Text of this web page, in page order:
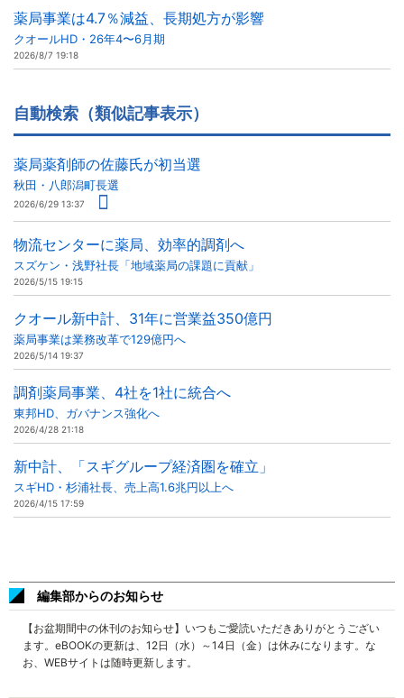
薬局事業は4.7％減益、長期処方が影響
クオールHD・26年4〜6月期
2026/8/7 19:18
自動検索（類似記事表示）
薬局薬剤師の佐藤氏が初当選
秋田・八郎潟町長選
2026/6/29 13:37
物流センターに薬局、効率的調剤へ
スズケン・浅野社長「地域薬局の課題に貢献」
2026/5/15 19:15
クオール新中計、31年に営業益350億円
薬局事業は業務改革で129億円へ
2026/5/14 19:37
調剤薬局事業、4社を1社に統合へ
東邦HD、ガバナンス強化へ
2026/4/28 21:18
新中計、「スギグループ経済圏を確立」
スギHD・杉浦社長、売上高1.6兆円以上へ
2026/4/15 17:59
編集部からのお知らせ
【お盆期間中の休刊のお知らせ】いつもご愛読いただきありがとうござい
ます。eBOOKの更新は、12日（水）～14日（金）は休みになります。な
お、WEBサイトは随時更新します。